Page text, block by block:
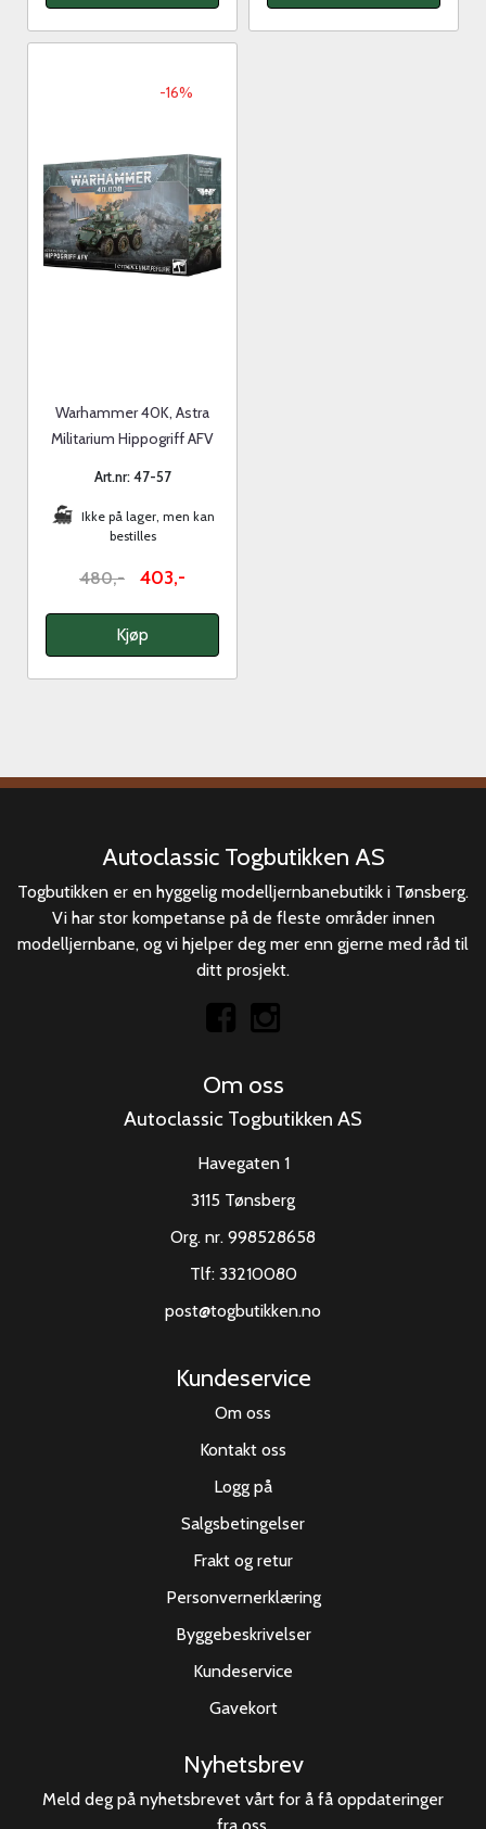
-16%
Warhammer 40K, Astra
Militarium Hippogriff AFV
Art.nr: 47-57
Ikke på lager, men kan
bestilles
480,- 403,-
Kjøp
Autoclassic Togbutikken AS
Togbutikken er en hyggelig modelljernbanebutikk i Tønsberg.
Vi har stor kompetanse på de fleste områder innen
modelljernbane, og vi hjelper deg mer enn gjerne med råd til
ditt prosjekt.
Om oss
Autoclassic Togbutikken AS
Havegaten 1
3115 Tønsberg
Org. nr. 998528658
Tlf: 33210080
post@togbutikken.no
Kundeservice
Om oss
Kontakt oss
Logg på
Salgsbetingelser
Frakt og retur
Personvernerklæring
Byggebeskrivelser
Kundeservice
Gavekort
Nyhetsbrev
Meld deg på nyhetsbrevet vårt for å få oppdateringer